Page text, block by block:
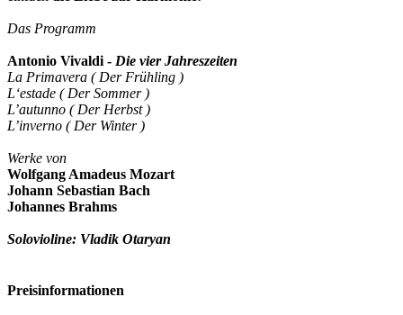
Das Programm
Antonio Vivaldi - Die vier Jahreszeiten
La Primavera ( Der Frühling )
L‘estade ( Der Sommer )
L’autunno ( Der Herbst )
L’inverno ( Der Winter )
Werke von
Wolfgang Amadeus Mozart
Johann Sebastian Bach
Johannes Brahms
Solovioline: Vladik Otaryan
Preisinformationen